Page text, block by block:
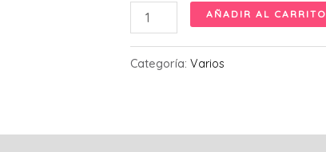
Conjunto
Aura
Doré
AÑADIR AL CARRITO
Categoría:Varios